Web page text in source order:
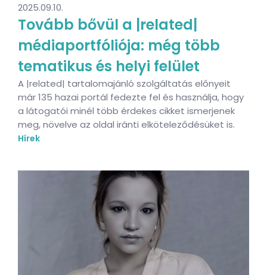
2025.09.10.
Tovább bővül a |related|
médiaportfóliója: még több
tematikus és helyi felület
A |related| tartalomajánló szolgáltatás előnyeit
már 135 hazai portál fedezte fel és használja, hogy
a látogatói minél több érdekes cikket ismerjenek
meg, növelve az oldal iránti elköteleződésüket is.
Hírek